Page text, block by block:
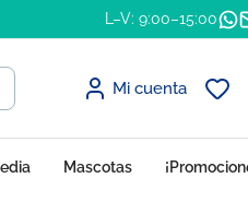
L–V: 9:00–15:00
Mi cuenta
Mascotas